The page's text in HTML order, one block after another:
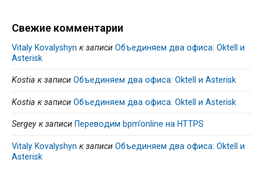
Свежие комментарии
Vitaly Kovalyshyn к записи Объединяем два офиса: Oktell и
Asterisk
Kostia к записи Объединяем два офиса: Oktell и Asterisk
Kostia к записи Объединяем два офиса: Oktell и Asterisk
Sergey к записи Переводим bpm’online на HTTPS
Vitaly Kovalyshyn к записи Объединяем два офиса: Oktell и
Asterisk